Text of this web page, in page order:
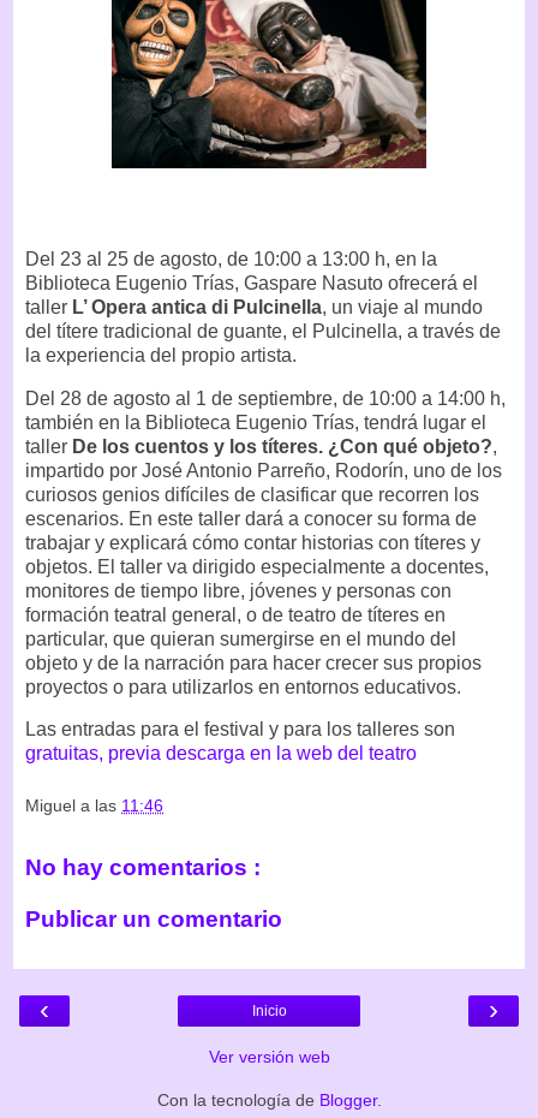
Del 23 al 25 de agosto, de 10:00 a 13:00 h, en la
Biblioteca Eugenio Trías, Gaspare Nasuto ofrecerá el
taller L’ Opera antica di Pulcinella, un viaje al mundo
del títere tradicional de guante, el Pulcinella, a través de
la experiencia del propio artista.
Del 28 de agosto al 1 de septiembre, de 10:00 a 14:00 h,
también en la Biblioteca Eugenio Trías, tendrá lugar el
taller De los cuentos y los títeres. ¿Con qué objeto?,
impartido por José Antonio Parreño, Rodorín, uno de los
curiosos genios difíciles de clasificar que recorren los
escenarios. En este taller dará a conocer su forma de
trabajar y explicará cómo contar historias con títeres y
objetos. El taller va dirigido especialmente a docentes,
monitores de tiempo libre, jóvenes y personas con
formación teatral general, o de teatro de títeres en
particular, que quieran sumergirse en el mundo del
objeto y de la narración para hacer crecer sus propios
proyectos o para utilizarlos en entornos educativos.
Las entradas para el festival y para los talleres son
gratuitas, previa descarga en la web del teatro
Miguel a las 11:46
No hay comentarios :
Publicar un comentario
‹ ›
Inicio
Ver versión web
Con la tecnología de Blogger.